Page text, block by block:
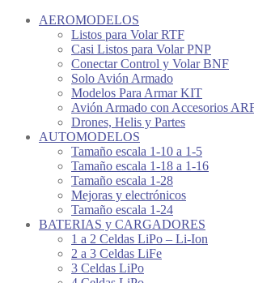
AEROMODELOS
Listos para Volar RTF
Casi Listos para Volar PNP
Conectar Control y Volar BNF
Solo Avión Armado
Modelos Para Armar KIT
Avión Armado con Accesorios
Drones, Helis y Partes
AUTOMODELOS
Tamaño escala 1-10 a 1-5
Tamaño escala 1-18 a 1-16
Tamaño escala 1-28
Mejoras y electrónicos
Tamaño escala 1-24
BATERIAS y CARGADORES
1 a 2 Celdas LiPo – Li-Ion
2 a 3 Celdas LiFe
3 Celdas LiPo